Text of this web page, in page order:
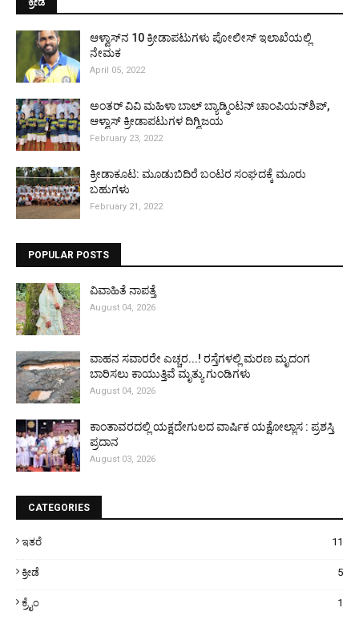
ಕ್ರೀಡೆ
ಆಳ್ವಾಸ್‌ನ 10 ಕ್ರೀಡಾಪಟುಗಳು ಪೋಲೀಸ್ ಇಲಾಖೆಯಲ್ಲಿ
ನೇಮಕ
April 05, 2022
ಅಂತರ್ ವಿವಿ ಮಹಿಳಾ ಬಾಲ್ ಬ್ಯಾಡ್ಮಿಂಟನ್ ಚಾಂಪಿಯನ್‌ಶಿಪ್,
ಆಳ್ವಾಸ್ ಕ್ರೀಡಾಪಟುಗಳ ದಿಗ್ವಿಜಯ
February 23, 2022
ಕ್ರೀಡಾಕೂಟ: ಮೂಡುಬಿದಿರೆ ಬಂಟರ ಸಂಘದಕ್ಕೆ ಮೂರು
ಬಹುಗಳು
February 21, 2022
POPULAR POSTS
ವಿವಾಹಿತೆ ನಾಪತ್ತೆ
August 04, 2026
ವಾಹನ ಸವಾರರೇ ಎಚ್ಚರ...! ರಸ್ತೆಗಳಲ್ಲಿ ಮರಣ ಮೃದಂಗ
ಬಾರಿಸಲು ಕಾಯುತ್ತಿವೆ ಮೃತ್ಯು ಗುಂಡಿಗಳು
August 04, 2026
ಕಾಂತಾವರದಲ್ಲಿ ಯಕ್ಷದೇಗುಲದ ವಾರ್ಷಿಕ ಯಕ್ಷೋಲ್ಲಾಸ : ಪ್ರಶಸ್ತಿ
ಪ್ರದಾನ
August 03, 2026
CATEGORIES
ಇತರೆ 11
ಕ್ರೀಡೆ 5
ಕ್ರೈಂ 1